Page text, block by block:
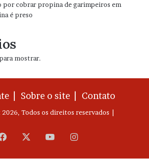
por cobrar propina de garimpeiros em
é preso
mostrar.
| Sobre o site | Contato
Todos os direitos reservados |
Facebook YouTubeInstagram